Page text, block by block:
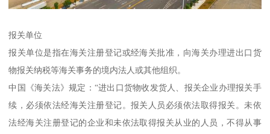
报关单位
报关单位是指在海关注册登记或经海关批准，向海关办理进出口货
物报关纳税等海关事务的境内法人或其他组织。
中国《海关法》规定：“进出口货物收发货人、报关企业办理报关手
续，必须依法经海关注册登记。报关人员必须依法取得报关。未依
法经海关注册登记的企业和未依法取得报关从业的人员，不得从事